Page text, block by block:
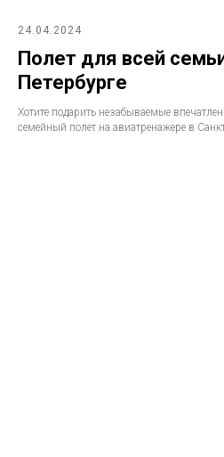
24.04.2024
Полет для всей
Петербурге
Хотите подарить незабываемые
семейный полет на авиатренажере в